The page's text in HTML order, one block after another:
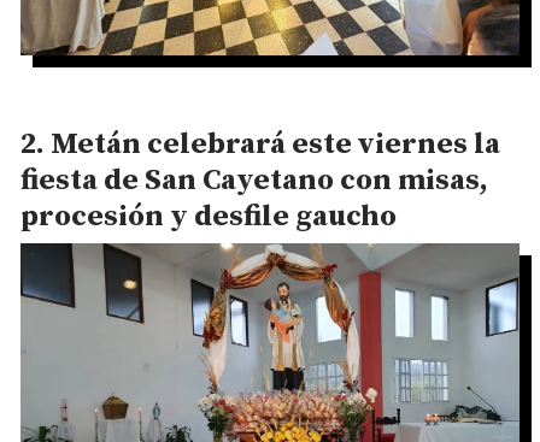
Metán celebrará este viernes la
fiesta de San Cayetano con misas,
procesión y desfile gaucho